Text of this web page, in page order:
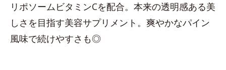
リポソームビタミンCを配合。本来の透明感ある美
しさを目指す美容サプリメント。爽やかなパイン
風味で続けやすさも◎